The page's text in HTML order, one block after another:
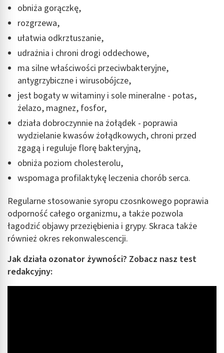
obniża gorączkę,
rozgrzewa,
ułatwia odkrztuszanie,
udrażnia i chroni drogi oddechowe,
ma silne właściwości przeciwbakteryjne,
antygrzybiczne i wirusobójcze,
jest bogaty w witaminy i sole mineralne - potas,
żelazo, magnez, fosfor,
działa dobroczynnie na żołądek - poprawia
wydzielanie kwasów żołądkowych, chroni przed
zgagą i reguluje florę bakteryjną,
obniża poziom cholesterolu,
wspomaga profilaktykę leczenia chorób serca.
Regularne stosowanie syropu czosnkowego poprawia
odporność całego organizmu, a także pozwola
łagodzić objawy przeziębienia i grypy. Skraca także
również okres rekonwalescencji.
Jak działa ozonator żywności? Zobacz nasz test
redakcyjny: